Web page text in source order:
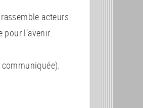
acteurs
l’avenir.